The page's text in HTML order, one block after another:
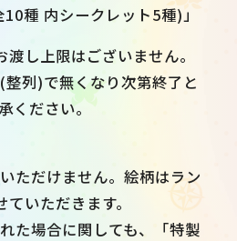
種 内シークレット5種)」
し上限はございません。
列)で無くなり次第終了と
ください。
ただけません。絵柄はラン
いただきます。
た場合に関しても、「特製